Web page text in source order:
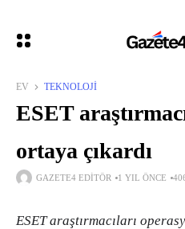
EV TEKNOLOJI
ESET
ortaya çıkardı
GAZETE4 EDITÖR 1 YIL ÖNCE
ESET araştırmacıları